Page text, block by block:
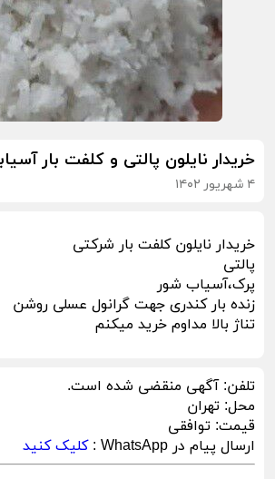
خریدار نایلون پالتی و کلفت بار
۴ شهریور ۱۴۰۲
خریدار نایلون کلفت بار شرکتی
پالتی
پرک،آسیاب شور
زنده بار کندری جهت گرانول عسلی روشن
تناژ بالا مداوم خرید میکنم
تلفن:آگهی منقضی شده است.
محل: تهران
قیمت: توافقی
ارسال پیام در WhatsApp :
کلیک کنید